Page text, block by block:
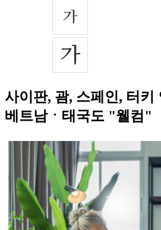
사이판, 괌, 스페인, 터키
베트남ㆍ태국도 "웰컴"